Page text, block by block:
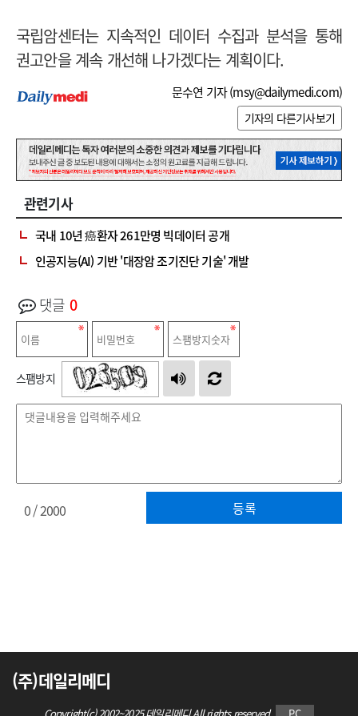
국립암센터는 지속적인 데이터 수집과 분석을 통해
권고안을 계속 개선해 나가겠다는 계획이다.
문수연 기자 (msy@dailymedi.com)
기자의 다른기사보기
관련기사
국내 10년 癌환자 261만명 빅데이터 공개
인공지능(AI) 기반 '대장암 조기진단 기술' 개발
댓글 0
스팸방지
등록
0/ 2000
(주)데일리메디